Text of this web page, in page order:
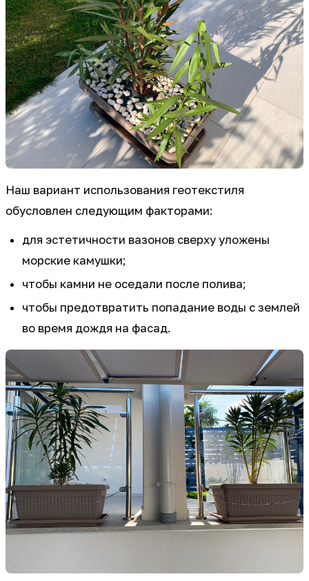
Наш вариант использования геотекстиля
обусловлен следующим факторами:
для эстетичности вазонов сверху уложены
морские камушки;
чтобы камни не оседали после полива;
чтобы предотвратить попадание воды с землей
во время дождя на фасад.